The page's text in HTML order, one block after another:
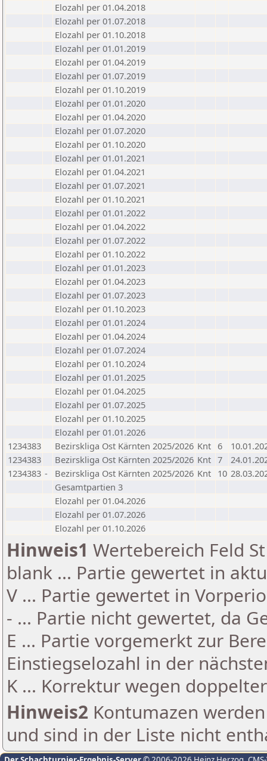
Elozahl per 01.04.2018
Elozahl per 01.07.2018
Elozahl per 01.10.2018
Elozahl per 01.01.2019
Elozahl per 01.04.2019
Elozahl per 01.07.2019
Elozahl per 01.10.2019
Elozahl per 01.01.2020
Elozahl per 01.04.2020
Elozahl per 01.07.2020
Elozahl per 01.10.2020
Elozahl per 01.01.2021
Elozahl per 01.04.2021
Elozahl per 01.07.2021
Elozahl per 01.10.2021
Elozahl per 01.01.2022
Elozahl per 01.04.2022
Elozahl per 01.07.2022
Elozahl per 01.10.2022
Elozahl per 01.01.2023
Elozahl per 01.04.2023
Elozahl per 01.07.2023
Elozahl per 01.10.2023
Elozahl per 01.01.2024
Elozahl per 01.04.2024
Elozahl per 01.07.2024
Elozahl per 01.10.2024
Elozahl per 01.01.2025
Elozahl per 01.04.2025
Elozahl per 01.07.2025
Elozahl per 01.10.2025
Elozahl per 01.01.2026
1234383
Bezirskliga Ost Kärnten 2025/2026 Knt 6
1234383
Bezirskliga Ost Kärnten 2025/2026 Knt 7
1234383 - Bezirskliga Ost Kärnten 2025/2026 Knt 10
Gesamtpartien 3
Elozahl per 01.04.2026
Elozahl per 01.07.2026
Elozahl per 01.10.2026
Hinweis1 Wertebereich Feld
blank ... Partie gewertet in
V ... Partie gewertet in
- ... Partie nicht gewertet, da
E ... Partie vorgemerkt zur
Einstiegselozahl in der
K ... Korrektur wegen
Hinweis2 Kontumazen
und sind in der Liste nicht